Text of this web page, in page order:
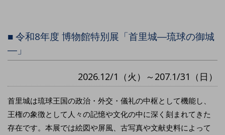
■ 令和8年度 博物館特別展「首里城―琉球の御城
―」
2026.12/1（火）～207.1/31（日）
首里城は琉球王国の政治・外交・儀礼の中枢として機能し、
王権の象徴として人々の記憶や文化の中に深く刻まれてきた
存在です。本展では絵図や屏風、古写真や文献史料によって